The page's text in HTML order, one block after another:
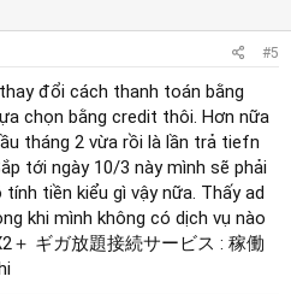
#5
đổi cách thanh toán bằng
chọn bằng credit thôi. Hơn nữa
tháng 2 vừa rồi là lần trả tiefn
tới ngày 10/3 này mình sẽ phải
tiền kiểu gì vậy nữa. Thấy ad
khi mình không có dịch vụ nào
＋ ギガ放題接続サービス : 稼働